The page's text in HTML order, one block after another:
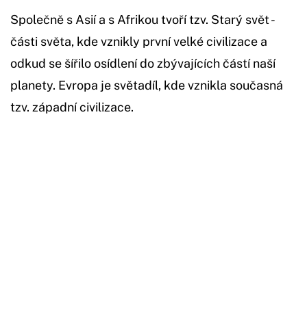
Společně s Asií a s Afrikou tvoří tzv. Starý svět -
části světa, kde vznikly první velké civilizace a
odkud se šířilo osídlení do zbývajících částí naší
planety. Evropa je světadíl, kde vznikla současná
tzv. západní civilizace.